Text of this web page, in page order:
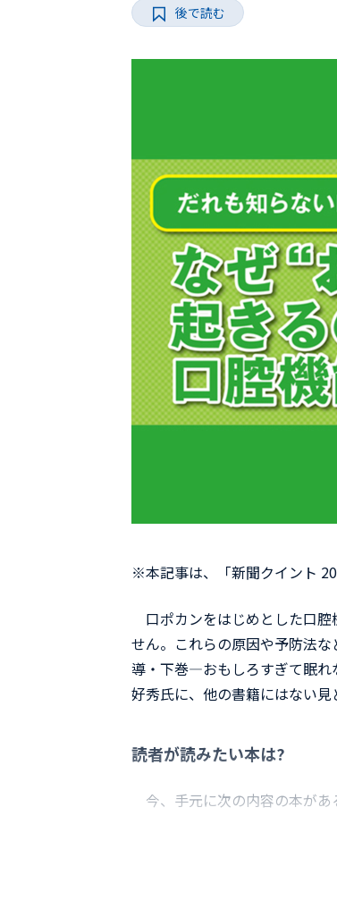
後で読む
※本記事は、「新聞クイント
口ポカンをはじめとした口腔
せん。これらの原因や予防法
導・下巻―おもしろすぎて眠
好秀氏に、他の書籍にはない見
読者が読みたい本は?
今、手元に次の内容の本があ